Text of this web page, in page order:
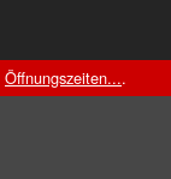
Öffnungszeiten....